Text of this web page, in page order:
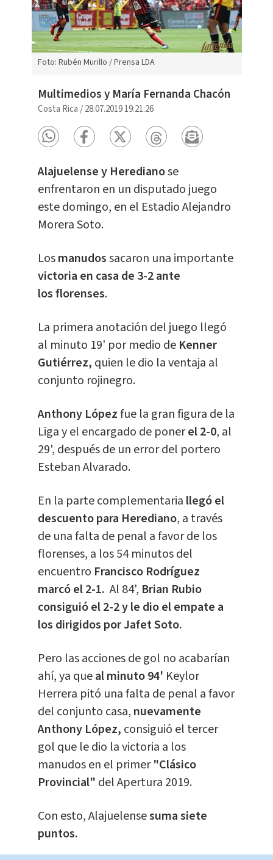
Foto: Rubén Murillo / Prensa LDA
Multimedios y María Fernanda Chacón
Costa Rica /28.07.2019 19:21:26
Alajuelense y Heredianose
enfrentaron en un disputado juego
este domingo, en el Estadio Alejandro
Morera Soto.
Losmanudossacaron una importante
victoria en casa de 3-2 ante
los florenses.
La primera anotación del juego llegó
al minuto 19' por medio de Kenner
Gutiérrez, quien le dio la ventaja al
conjunto rojinegro.
Anthony Lópezfue la gran figura de la
Liga y el encargado de ponerel 2-0, al
29', después de un error del portero
Esteban Alvarado.
En la parte complementaria llegó el
descuento para Herediano, a través
de una falta de penal a favor de los
florenses, a los 54 minutos del
encuentro Francisco Rodríguez
marcó el 2-1. Al 84', Brian Rubio
consiguió el 2-2 y le dio el empate a
los dirigidos por Jafet Soto.
Pero las acciones de gol no acabarían
ahí, ya queal minuto 94' Keylor
Herrera pitó una falta de penal a favor
del conjunto casa, nuevamente
Anthony López, consiguió el tercer
gol que le dio la victoria a los
manudos en el primer"Clásico
Provincial" del Apertura 2019.
Con esto, Alajuelensesuma siete
puntos.